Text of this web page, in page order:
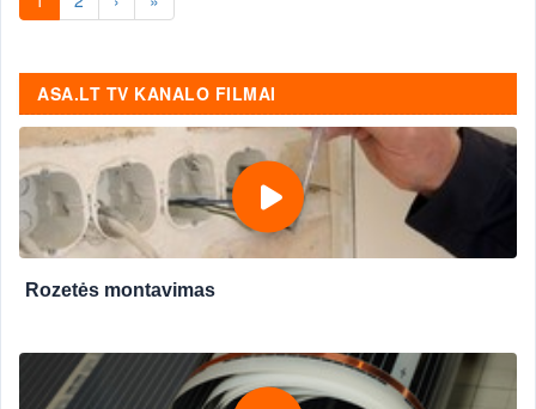
ASA.LT TV KANALO FILMAI
Rozetės montavimas